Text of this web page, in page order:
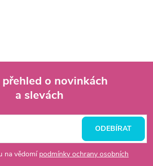
o novinkách
a slevách
na vědomí podmínky ochrany osobních
ODEBÍRAT